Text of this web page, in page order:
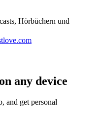
Hörbüchern und
any device
and get personal